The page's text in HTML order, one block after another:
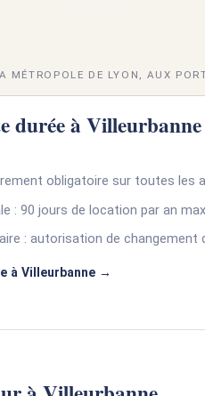
MÉTROPOLE DE LYON, AUX
durée à
obligatoire sur toutes les
: 90 jours de location par an
: autorisation de changement
à Villeurbanne